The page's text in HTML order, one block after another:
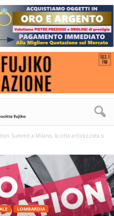
Summit a Milano, la città antirazzista si
LOMBARDIA